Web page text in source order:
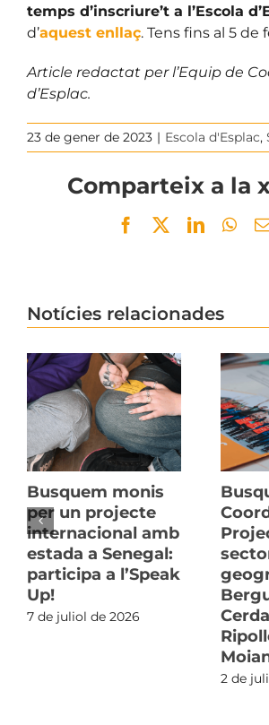
temps d’inscriure’t a l’Escola
d’aquest enllaç. Tens fins al 5 de
Article redactat per l’Equip de
d’Esplac.
23 de gener de 2023 | Escola d'Esplac,
Comparteix a la
Facebook
TwitterLinkedIn
Notícies relacionades
Busquem monis
per un projecte
internacional amb
estada a Senegal:
participa a l’Speak
Up!
7 de juliol de 2026
2 de